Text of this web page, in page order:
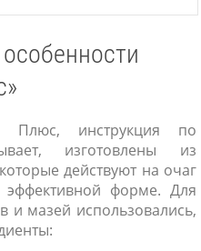
Плюс, инструкция по
изготовлены из
действуют на очаг
форме. Для
и мазей использовались,